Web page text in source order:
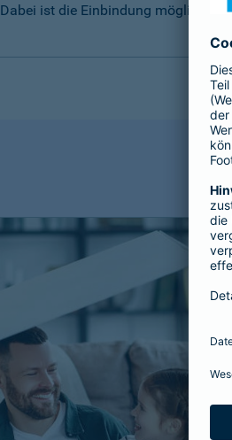
Dabei ist die Einbindung möglicher